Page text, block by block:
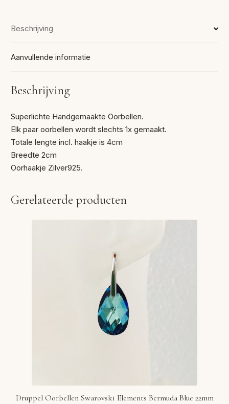
Beschrijving
Aanvullende informatie
Beschrijving
Superlichte Handgemaakte Oorbellen.
Elk paar oorbellen wordt slechts 1x gemaakt.
Totale lengte incl. haakje is 4cm
Breedte 2cm
Oorhaakje Zilver925.
Gerelateerde producten
Druppel Oorbellen Swarovski Elements Bermuda Blue 22mm